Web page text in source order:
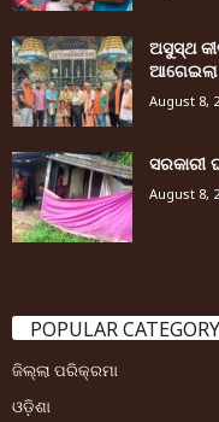
ଅସୁସ୍ଥ
ଆଗେଇଲା
August 8,
ସରକାରୀ
August 8,
POPULAR CATEGORY
ଜିଲ୍ଲା ପରିକ୍ରମା
ଓଡ଼ିଶା